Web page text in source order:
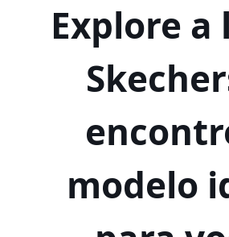
Explore a
modelo